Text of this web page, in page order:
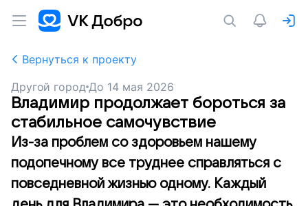
Вернуться к проекту
Другой город До 14 мая 2026
Владимир продолжает бороться за
стабильное самочувствие
Из-за проблем со здоровьем нашему
подопечному все труднее справляться с
повседневной жизнью одному. Каждый